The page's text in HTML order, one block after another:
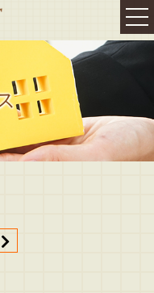
グ